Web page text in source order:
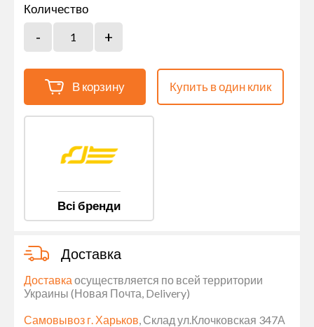
Количество
В корзину Купить в один клик
Всі бренди
Доставка
Доставка осуществляется по всей территории
Украины (Новая Почта, Delivery)
Самовывоз г. Харьков, Склад ул.Клочковская 347А